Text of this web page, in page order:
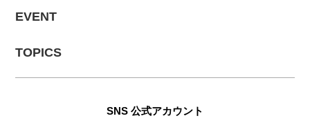
EVENT
TOPICS
SNS 公式アカウント